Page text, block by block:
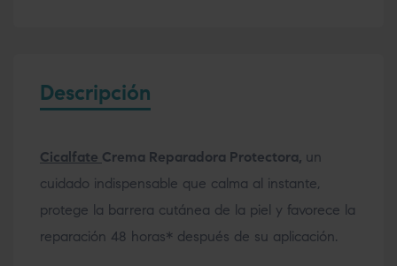
Descripción
Cicalfate Crema Reparadora Protectora, un
cuidado indispensable que calma al instante,
protege la barrera cutánea de la piel y favorece la
reparación 48 horas* después de su aplicación.